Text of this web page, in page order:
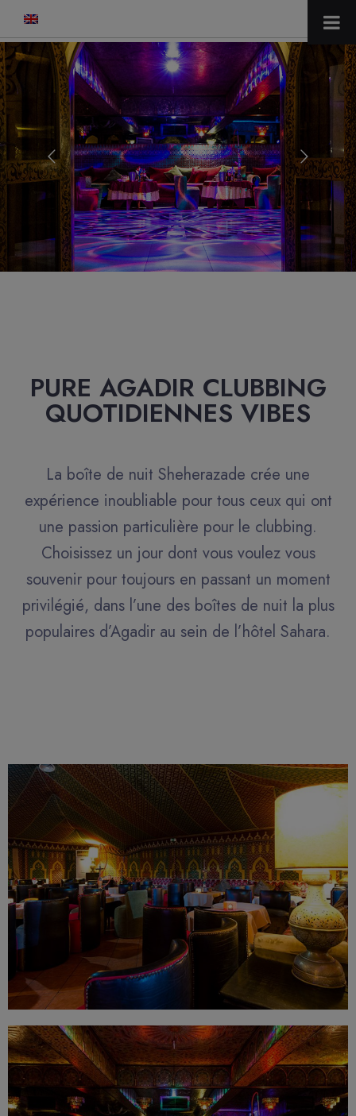
PURE AGADIR CLUBBING
QUOTIDIENNES VIBES
La boîte de nuit Sheherazade crée une
expérience inoubliable pour tous ceux qui ont
une passion particulière pour le clubbing.
Choisissez un jour dont vous voulez vous
souvenir pour toujours en passant un moment
privilégié, dans l’une des boîtes de nuit la plus
populaires d’Agadir au sein de l’hôtel Sahara.